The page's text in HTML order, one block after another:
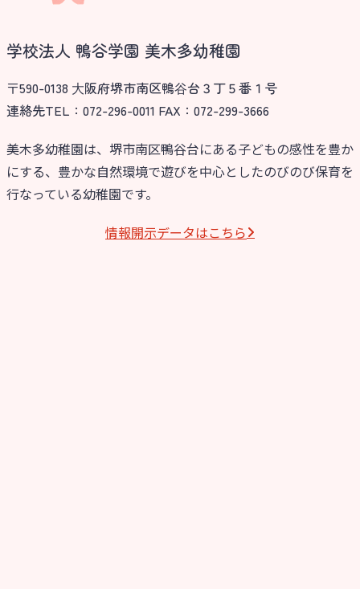
学校法人 鴨谷学園 美木多幼稚園
〒590-0138 ⼤阪府堺市南区鴨⾕台３丁５番１号
連絡先TEL：072-296-0011 FAX：072-299-3666
美木多幼稚園は、堺市南区鴨谷台にある子どもの感性を豊か
にする、豊かな自然環境で遊びを中心としたのびのび保育を
行なっている幼稚園です。
情報開⽰データはこちら